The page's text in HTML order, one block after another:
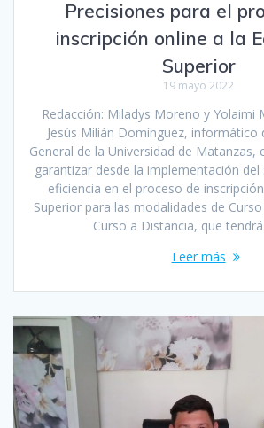
Precisiones para el
inscripción online a la
Superior
19 mayo 2022
Redacción: Miladys Moreno y Yolaimi
Jesús Milián Domínguez, informático
General de la Universidad de Matanzas,
garantizar desde la implementación
eficiencia en el proceso de
Superior para las modalidades de
Curso a Distancia, que
Leer más